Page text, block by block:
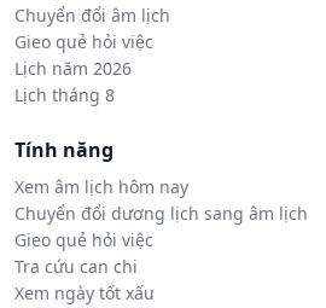
Chuyển đổi âm lịch
Gieo quẻ hỏi việc
Lịch năm 2026
Lịch tháng 8
Tính năng
Xem âm lịch hôm nay
Chuyển đổi dương lịch sang âm lịch
Gieo quẻ hỏi việc
Tra cứu can chi
Xem ngày tốt xấu